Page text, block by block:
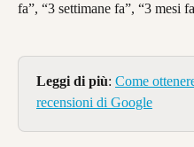
fa”, “3 settimane fa”, “3 mesi
Leggi di più: Come
recensioni di Google